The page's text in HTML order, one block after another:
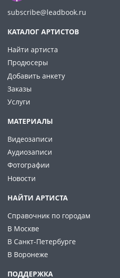
subscribe@leadbook.ru
КАТАЛОГ АРТИСТОВ
Найти артиста
Продюсеры
Добавить анкету
Заказы
Услуги
МАТЕРИАЛЫ
Видеозаписи
Аудиозаписи
Фотографии
Новости
НАЙТИ АРТИСТА
Справочник по городам
В Москве
В Санкт-Петербурге
В Воронеже
ПОДДЕРЖКА